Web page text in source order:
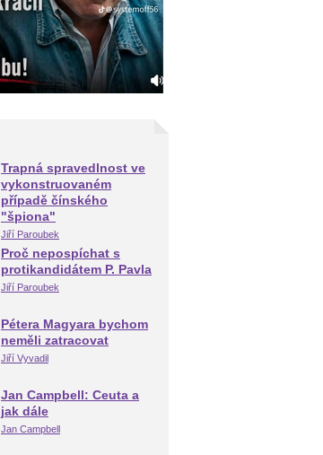
Trapná spravedlnost ve
vykonstruovaném
případě čínského
"špiona"
Jiří Paroubek
Proč nepospíchat s
protikandidátem P. Pavla
Jiří Paroubek
Pétera Magyara bychom
neměli zatracovat
Jiří Vyvadil
Jan Campbell: Ceuta a
jak dále
Jan Campbell